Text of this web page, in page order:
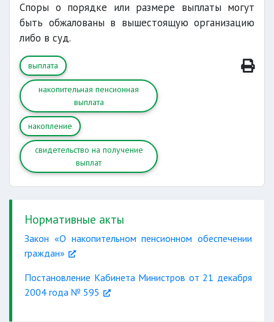
Споры о порядке или размере выплаты могут
быть обжалованы в вышестоящую организацию
либо в суд.
выплата
накопительная пенсионная
выплата
накопление
свидетельство на получение
выплат
Нормативные акты
Закон «О накопительном пенсионном обеспечении
граждан»
Постановление Кабинета Министров от 21 декабря
2004 года № 595